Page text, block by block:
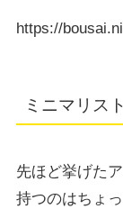
https://
ミニマリス
先ほど挙げた
持つのはちょ